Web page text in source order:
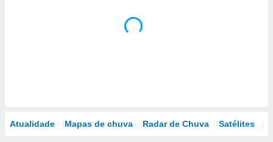
Atualidade Mapas de chuva Radar de Chuva Satélites